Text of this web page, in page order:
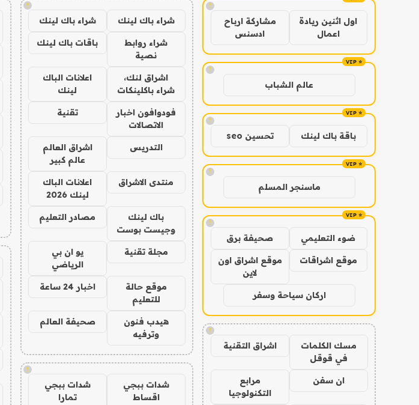
!
اول اثنين ريادة
اعمال
مشاركة ارباح
ادسنس
!
عالم الشباب
!
باقة باك لينك تحسين seo
!
ماسنجر المسلم
!
ضوء التعليمي صحيفة برق
موقع اشراقات
موقع اشراق اون
لاين
اركان سياحة وسفر
!
مسك الكلمات
في قوقل
اشراق التقنية
ان سفن
مرابع
التكنولوجيا
!
شراء باك لينك شراء باك لينك
شراء روابط
نصية
باقات باك لينك
اشراق لنك،
شراء باكلينكات
اعلانات الباك
لينك
فودوافون اخبار
الاتصالات
تقنية
التدريس
اشراق العالم
عالم كبير
منتدى الاشراق
اعلانات الباك
لينك 2026
باك لينك
وجيست بوست
مصادر التعليم
مجلة تقنية
يو ان بي
الرياضي
موقع حالة
للتعليم
اخبار 24 ساعة
هيدب فنون
وترفيه
صحيفة العالم
!
شدات ببجي
اقساط
شدات ببجي
تمارا